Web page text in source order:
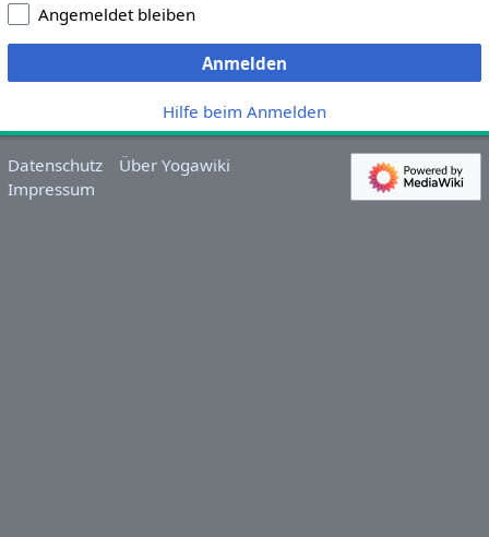
Angemeldet bleiben
Anmelden
Hilfe beim Anmelden
Datenschutz
Über Yogawiki
Impressum